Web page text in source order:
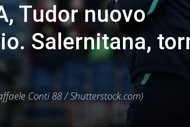
Tudor nuovo
Salernitana,
Conti 88 / Shutterstock.com)